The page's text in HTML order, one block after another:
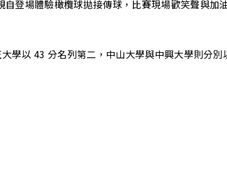
登場體驗橄欖球拋接傳球，比賽現場歡笑聲與加
學以 43 分名列第二，中山大學與中興大學則分別